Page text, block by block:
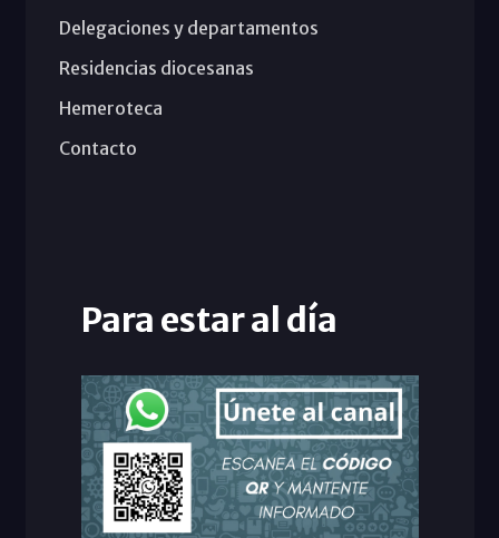
Delegaciones y departamentos
Residencias diocesanas
Hemeroteca
Contacto
Para estar al día